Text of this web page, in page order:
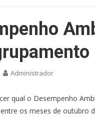
Administrador
qual o Desempenho
os meses de outubro